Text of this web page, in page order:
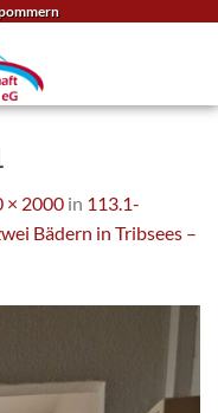
× 2000 in 113.1-
Bädern in Tribsees –